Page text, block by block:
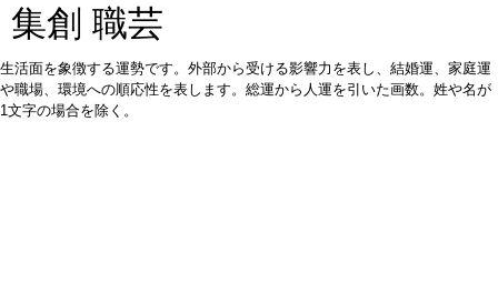
集創 職芸
生活面を象徴する運勢です。外部から受ける影響力を表し、結婚運、家庭運
や職場、環境への順応性を表します。総運から人運を引いた画数。姓や名が
1文字の場合を除く。